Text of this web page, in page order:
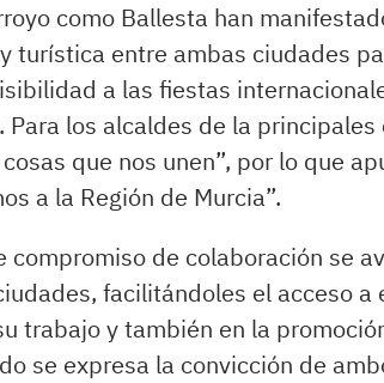
como Ballesta han
turística entre ambas ciudades
a las fiestas
Para los alcaldes de la
que nos unen”, por lo que
a la Región de Murcia”.
compromiso de colaboración se
facilitándoles el acceso
trabajo y también en la
se expresa la convicción de